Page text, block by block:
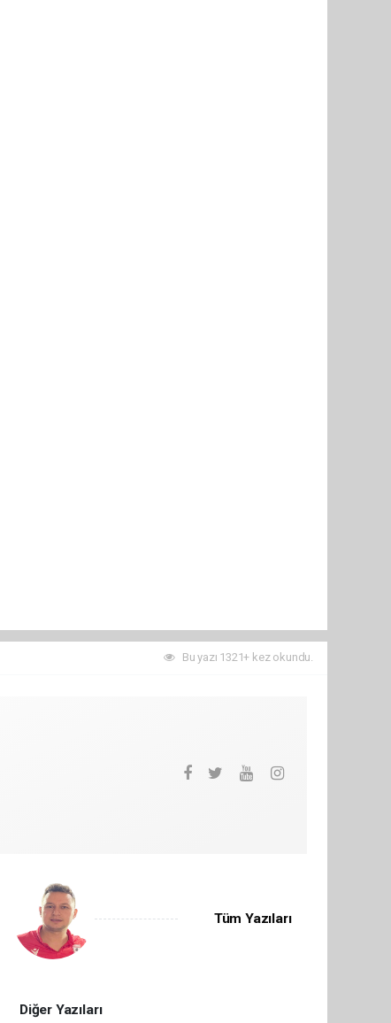
Bu yazı 1321+ kez okundu.
Tüm Yazıları
Diğer Yazıları